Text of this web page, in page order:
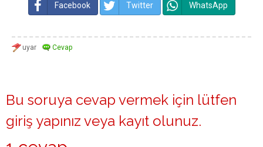
Facebook Twitter WhatsApp
Bu soruya cevap vermek için lütfen
giriş yapınız veya kayıt olunuz.